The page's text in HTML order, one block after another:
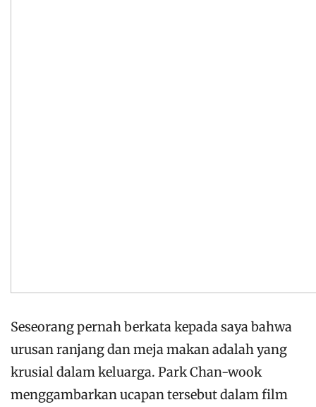
Seseorang pernah berkata kepada saya bahwa
urusan ranjang dan meja makan adalah yang
krusial dalam keluarga. Park Chan-wook
menggambarkan ucapan tersebut dalam film